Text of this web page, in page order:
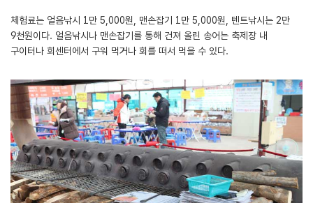
체험료는 얼음낚시 1만 5,000원, 맨손잡기 1만 5,000원, 텐트낚시는 2만
9천원이다. 얼음낚시나 맨손잡기를 통해 건져 올린 송어는 축제장 내
구이터나 회센터에서 구워 먹거나 회를 떠서 먹을 수 있다.